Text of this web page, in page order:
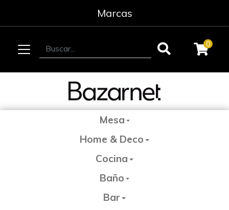
Marcas
0
Mesa
Home & Deco
Cocina
Baño
Bar